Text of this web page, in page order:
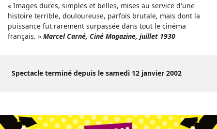
« Images dures, simples et belles, mises au service d'une
histoire terrible, douloureuse, parfois brutale, mais dont la
puissance fut rarement surpassée dans tout le cinéma
français. » Marcel Carné, Ciné Magazine, juillet 1930
Spectacle terminé depuis le samedi 12 janvier 2002